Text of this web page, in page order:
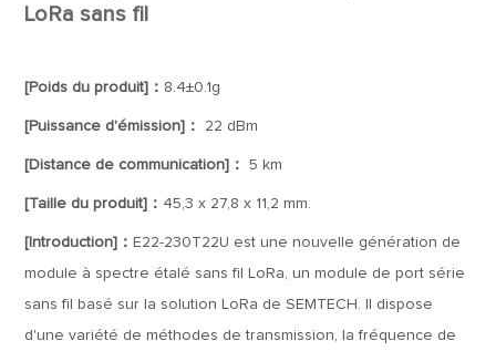
LoRa sans fil
[Poids du produit]： 8.4±0.1g
[Puissance d'émission]： 22 dBm
[Distance de communication]： 5 km
[Taille du produit]： 45,3 x 27,8 x 11,2 mm.
[Introduction]： E22-230T22U est une nouvelle génération de
module à spectre étalé sans fil LoRa, un module de port série
sans fil basé sur la solution LoRa de SEMTECH. Il dispose
d'une variété de méthodes de transmission, la fréquence de